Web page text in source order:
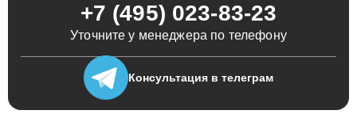
+7 (495) 023-83-23
Уточните у менеджера по телефону
Консультация в телеграм